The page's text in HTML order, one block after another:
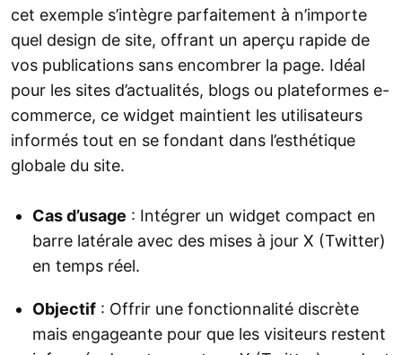
cet exemple s’intègre parfaitement à n’importe
quel design de site, offrant un aperçu rapide de
vos publications sans encombrer la page. Idéal
pour les sites d’actualités, blogs ou plateformes e-
commerce, ce widget maintient les utilisateurs
informés tout en se fondant dans l’esthétique
globale du site.
Cas d’usage : Intégrer un widget compact en
barre latérale avec des mises à jour X (Twitter)
en temps réel.
Objectif : Offrir une fonctionnalité discrète
mais engageante pour que les visiteurs restent